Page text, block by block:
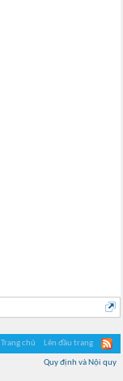
Trang chủ Lên đầu trang
Quy định và Nội quy